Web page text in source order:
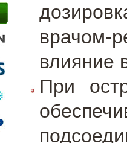
врачом-
влияние
При